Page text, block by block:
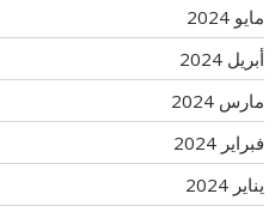
مايو 2024
أبريل 2024
مارس 2024
فبراير 2024
يناير 2024